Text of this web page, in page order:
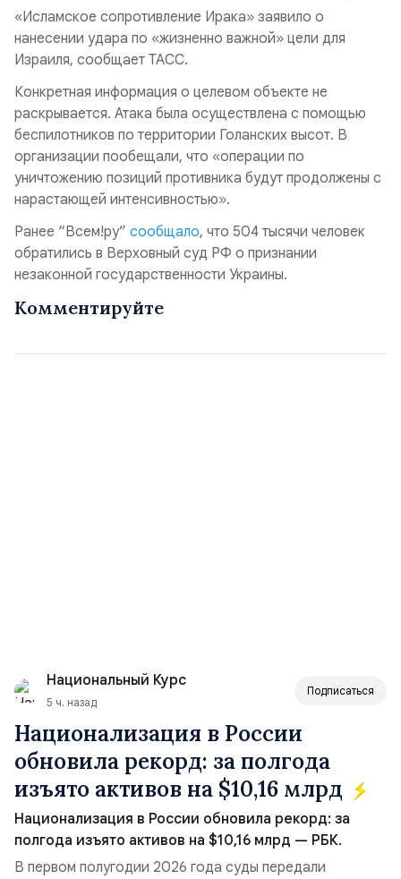
«Исламское сопротивление Ирака» заявило о
нанесении удара по «жизненно важной» цели для
Израиля, сообщает ТАСС.
Конкретная информация о целевом объекте не
раскрывается. Атака была осуществлена с помощью
беспилотников по территории Голанских высот. В
организации пообещали, что «операции по
уничтожению позиций противника будут продолжены с
нарастающей интенсивностью».
Ранее “Всем!ру” сообщало, что 504 тысячи человек
обратились в Верховный суд РФ о признании
незаконной государственности Украины.
Комментируйте
Национальный Курс
5 ч. назад
Подписаться
Национализация в России
обновила рекорд: за полгода
изъято активов на $10,16 млрд
Национализация в России обновила рекорд: за
полгода изъято активов на $10,16 млрд — РБК.
В первом полугодии 2026 года суды передали